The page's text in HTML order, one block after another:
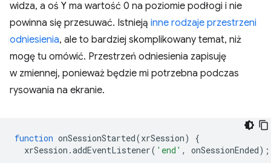
widza, a oś Y ma wartość 0 na poziomie podłogi i nie
powinna się przesuwać. Istnieją inne rodzaje przestrzeni
odniesienia, ale to bardziej skomplikowany temat, niż
mogę tu omówić. Przestrzeń odniesienia zapisuję
w zmiennej, ponieważ będzie mi potrzebna podczas
rysowania na ekranie.
function onSessionStarted(xrSession)
{
xrSession .addEventListener( 'end' , onSessionEnded);